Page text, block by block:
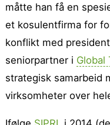
måtte han få en
et kosulentfirma for
konflikt med
seniorpartner i Global
strategisk samarbeid
virksomheter over